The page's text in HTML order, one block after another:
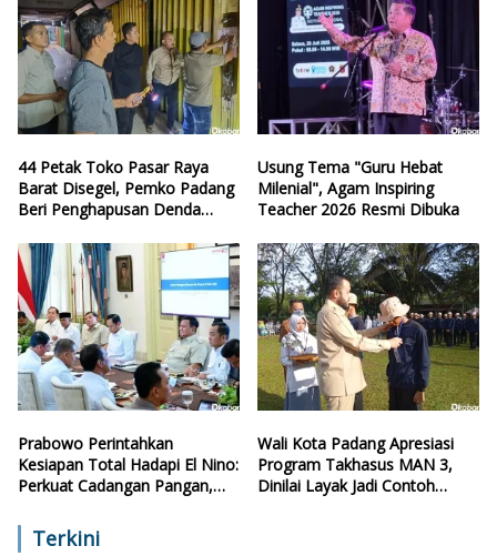
44 Petak Toko Pasar Raya
Barat Disegel, Pemko Padang
Beri Penghapusan Denda
Usung Tema "Guru Hebat
Milenial", Agam Inspiring
Teacher 2026 Resmi Dibuka
Prabowo Perintahkan
Kesiapan Total Hadapi El Nino:
Perkuat Cadangan Pangan,
Wali Kota Padang Apresiasi
Program Takhasus MAN 3,
Dinilai Layak Jadi Contoh
Terkini